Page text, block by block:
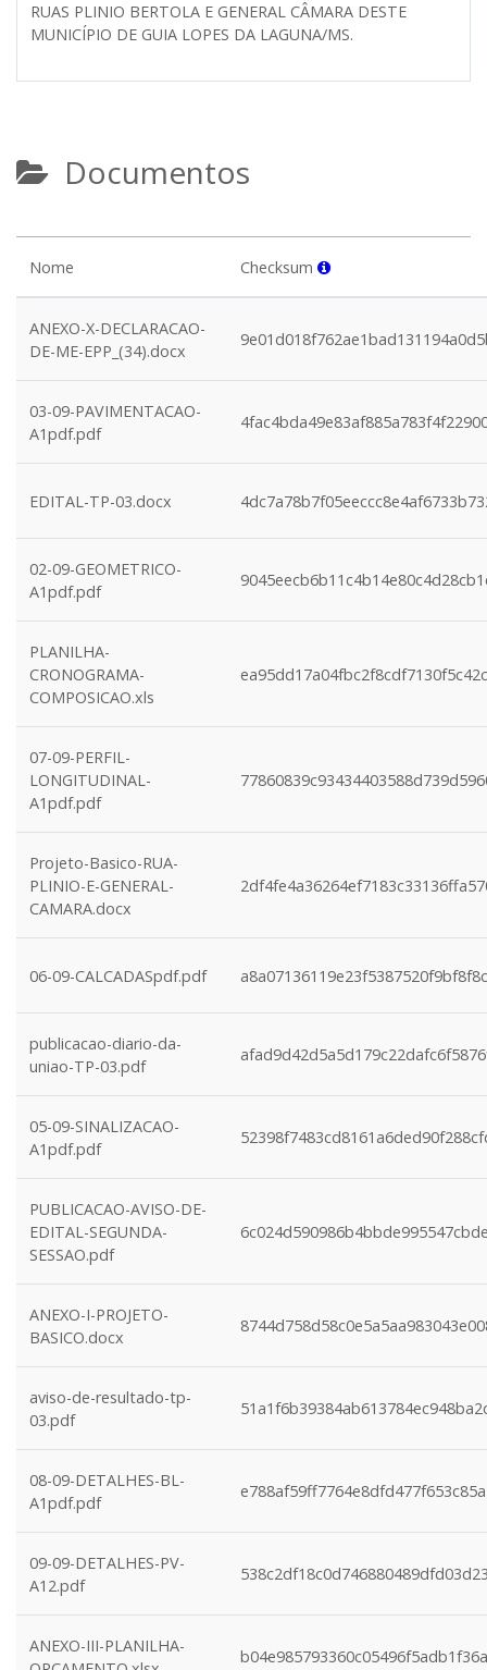
RUAS PLINIO BERTOLA E GENERAL CÂMARA DESTE
MUNICÍPIO DE GUIA LOPES DA LAGUNA/MS.
Documentos
Nome Checksum
ANEXO-X-DECLARACAO-
DE-ME-EPP_(34).docx
03-09-PAVIMENTACAO-
A1pdf.pdf
EDITAL-TP-03.docx
02-09-GEOMETRICO-
A1pdf.pdf
PLANILHA-
CRONOGRAMA-
COMPOSICAO.xls
07-09-PERFIL-
LONGITUDINAL-
A1pdf.pdf
Projeto-Basico-RUA-
PLINIO-E-GENERAL-
CAMARA.docx
06-09-CALCADASpdf.pdf
publicacao-diario-da-
uniao-TP-03.pdf
05-09-SINALIZACAO-
A1pdf.pdf
PUBLICACAO-AVISO-DE-
EDITAL-SEGUNDA-
SESSAO.pdf
ANEXO-I-PROJETO-
BASICO.docx
aviso-de-resultado-tp-
03.pdf
08-09-DETALHES-BL-
A1pdf.pdf
09-09-DETALHES-PV-
A12.pdf
ANEXO-III-PLANILHA-